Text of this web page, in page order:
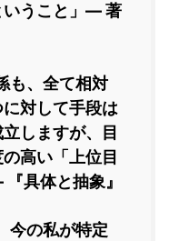
いうこと」― 著
も、全て相対
対して手段は
しますが、目
高い「上位目
具体と抽象』
今の私が特定